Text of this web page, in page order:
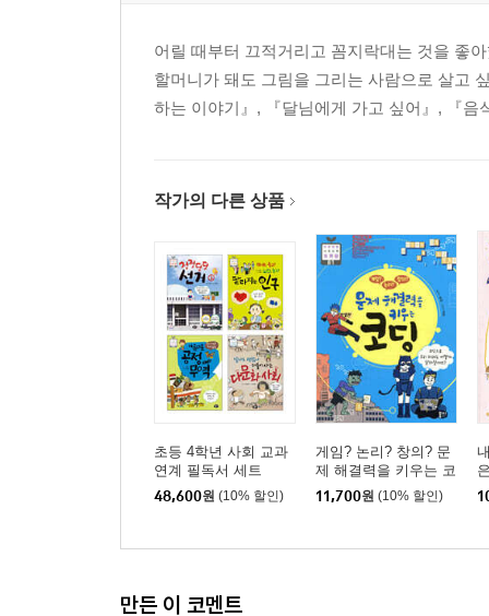
부록 - 어려운 용어를 파헤치자! / 인구 관련 사이
어릴 때부터 끄적거리고 꼼지락대는 것을 좋
할머니가 돼도 그림을 그리는 사람으로 살고
하는 이야기』, 『달님에게 가고 싶어』, 『
작가의 다른 상품
초등 4학년 사회 교과
연계 필독서 세트
48,600원 (10% 할인)
게임? 논리? 창의? 문
제 해결력을 키우는 코
딩
11,700원 (10% 할인)
만든 이 코멘트